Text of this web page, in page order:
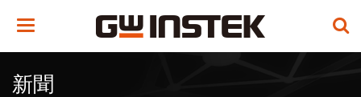
Toggle
新聞